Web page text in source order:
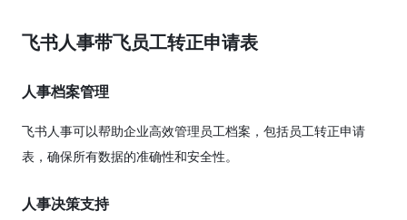
飞书人事带飞员工转正申请表
人事档案管理
飞书人事可以帮助企业高效管理员工档案，包括员工转正申请
表，确保所有数据的准确性和安全性。
人事决策支持